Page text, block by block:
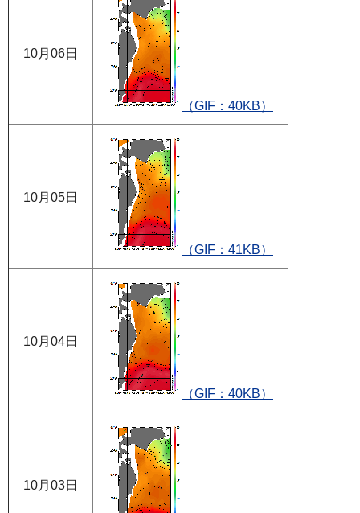
10月06日
（GIF：40KB）
10月05日
（GIF：41KB）
10月04日
（GIF：40KB）
10月03日